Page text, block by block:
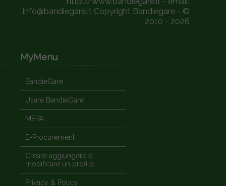
info@bandiegare.it Copyright Bandiegare - ©
2010 - 2026
MyMenu
BandieGare
Usare BandieGare
MEPA
E-Procurement
Creare aggiungere e
modificare un profilo
Privacy & Policy